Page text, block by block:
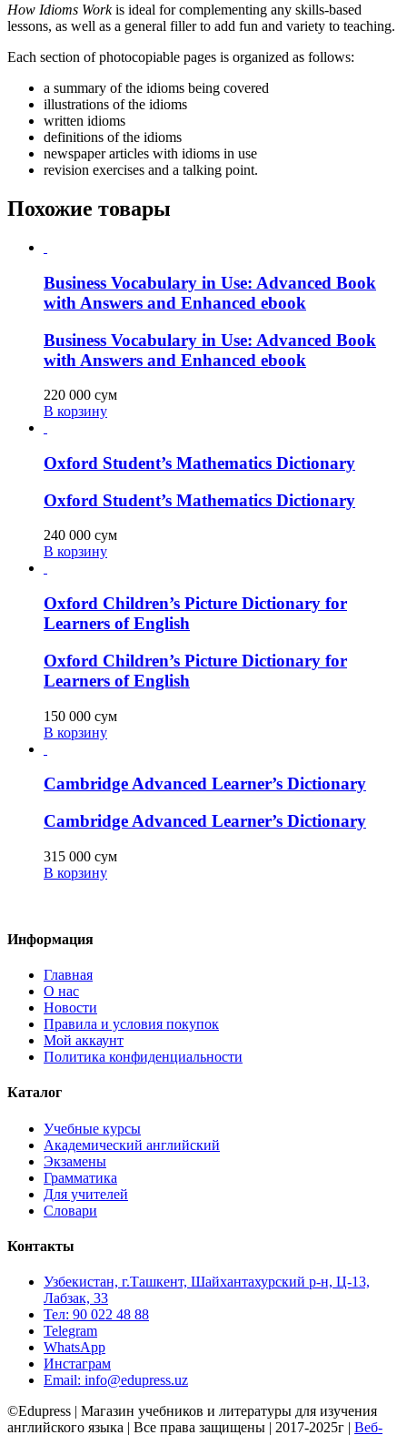
How Idioms Workis ideal for complementing any skills-based
lessons, as well as a general filler to add fun and variety to teaching.
Each section of photocopiable pages is organized as follows:
a summary of the idioms being covered
illustrations of the idioms
written idioms
definitions of the idioms
newspaper articles with idioms in use
revision exercises and a talking point.
Похожие товары
Business Vocabulary in Use: Advanced Book
with Answers and Enhanced ebook
Business Vocabulary in Use: Advanced Book
with Answers and Enhanced ebook
220 000 сум
В корзину
Oxford Student’s Mathematics Dictionary
Oxford Student’s Mathematics Dictionary
240 000 сум
В корзину
Oxford Children’s Picture Dictionary for
Learners of English
Oxford Children’s Picture Dictionary for
Learners of English
150 000 сум
В корзину
Cambridge Advanced Learner’s Dictionary
Cambridge Advanced Learner’s Dictionary
315 000 сум
В корзину
Информация
Главная
О нас
Новости
Правила и условия покупок
Мой аккаунт
Политика конфиденциальности
Каталог
Учебные курсы
Академический английский
Экзамены
Грамматика
Для учителей
Словари
Контакты
Узбекистан, г.Ташкент, Шайхантахурский р-н, Ц-13,
Лабзак, 33
Тел: 90 022 48 88
Telegram
WhatsApp
Инстаграм
Email: info@edupress.uz
©Edupress | Магазин учебников и литературы для изучения
английского языка | Все права защищены | 2017-2025г | Веб-